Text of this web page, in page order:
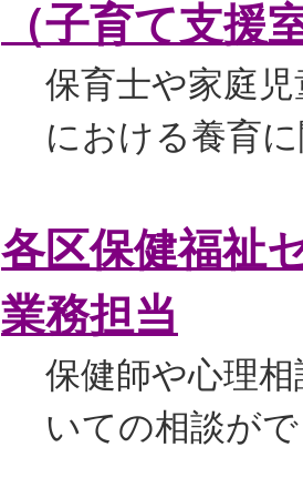
（子育て支援
保育士や家庭
における養育
各区保健福祉
業務担当
保健師や心理
いての相談が